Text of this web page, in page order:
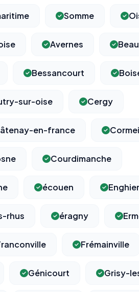
Somme
Avernes
Bessancourt
sur-oise Cergy
en-france
Courdimanche
écouen
rhus éragny
Frémainville
Génicourt Grisy-
ACTIF
l'améliorer. Données